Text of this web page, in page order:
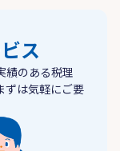
ス
績のある税理
ずは気軽にご要